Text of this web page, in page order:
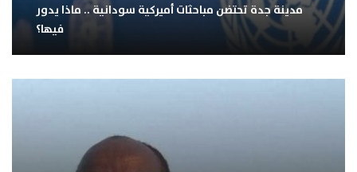
مدينة جدة تحتضن مباحثات أميركية سودانية .. ماذا يدور
فيها؟